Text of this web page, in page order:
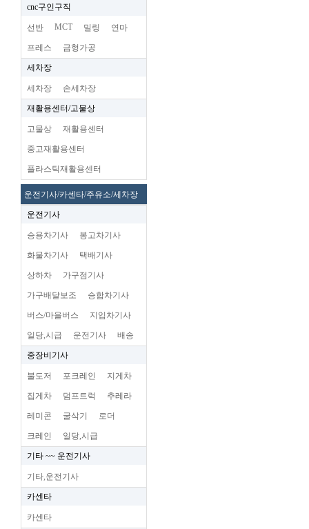
cnc구인구직
선반 MCT 밀링 연마
프레스 금형가공
세차장
세차장 손세차장
재활용센터/고물상
고물상 재활용센터
중고재활용센터
플라스틱재활용센터
운전기사/카센타/주유소/세차장
운전기사
승용차기사 봉고차기사
화물차기사 택배기사
상하차 가구점기사
가구배달보조 승합차기사
버스/마을버스 지입차기사
일당,시급 운전기사 배송
중장비기사
불도저 포크레인 지게차
집게차 덤프트럭 추레라
레미콘 굴삭기 로더
크레인 일당,시급
기타 ~~ 운전기사
기타,운전기사
카센타
카센타